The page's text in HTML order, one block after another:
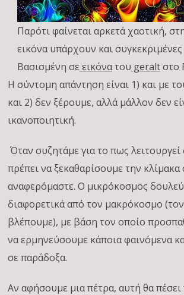
Παρότι φαίνεται αρκετά χαοτική,
εικόνα υπάρχουν και
Βασισμένη σε εικόνατου geraltστο
Η σύντομη απάντηση είναι 1) και με
και 2) δεν ξέρουμε, αλλά μάλλον δεν
ικανοποιητική.
Όταν συζητάμε για το πως
πρέπει να ξεκαθαρίσουμε την
αναφερόμαστε. Ο μικρόκοσμος
διαφορετικά από τον μακρόκοσμο
βλέπουμε), με βάση τον οποίο
να ερμηνεύσουμε κάποια φαινόμενα
σε παράδοξα.
Αν αφήσουμε μια πέτρα, αυτή θα